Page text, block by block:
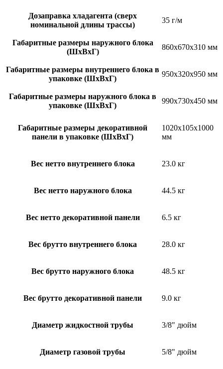
Дозаправка хладагента (сверх
номинальной длины трассы)
35 г/м
Габаритные размеры наружного блока
(ШxВxГ)
860x670x310 мм
Габаритные размеры внутреннего блока в
упаковке (ШxВxГ)
950x320x950 мм
Габаритные размеры наружного блока в
упаковке (ШxВxГ)
990x730x450 мм
Габаритные размеры декоративной
панели в упаковке (ШxВxГ)
1020x105x1000
мм
Вес нетто внутреннего блока 23.0 кг
Вес нетто наружного блока 44.5 кг
Вес нетто декоративной панели 6.5 кг
Вес брутто внутреннего блока 28.0 кг
Вес брутто наружного блока 48.5 кг
Вес брутто декоративной панели 9.0 кг
Диаметр жидкостной трубы 3/8" дюйм
Диаметр газовой трубы 5/8" дюйм